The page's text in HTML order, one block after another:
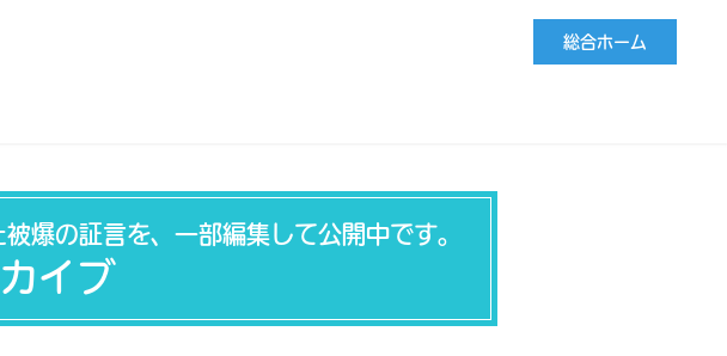
総合ホーム
爆の証言を、一部編集して公開中です。
イブ